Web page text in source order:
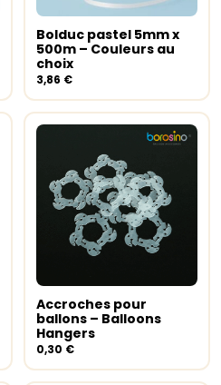
Choix des options
produit
a
plusieurs
options
peuvent
être
choisies
page
produit
Bolduc pastel 5mm x
500m – Couleurs au
choix
3,86 €
Ajouter au panier
Accroches pour
ballons – Balloons
Hangers
0,30 €